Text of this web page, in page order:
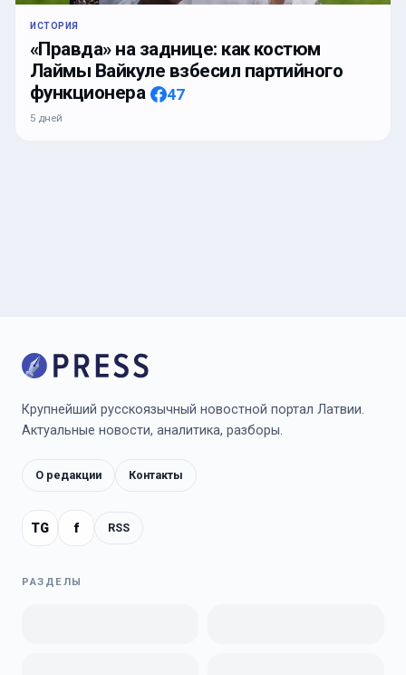
ИСТОРИЯ
«Правда» на заднице: как костюм
Лаймы Вайкуле взбесил партийного
функционера
47
5 дней
Крупнейший русскоязычный новостной портал Латвии.
Актуальные новости, аналитика, разборы.
О редакции Контакты
TG f RSS
РАЗДЕЛЫ